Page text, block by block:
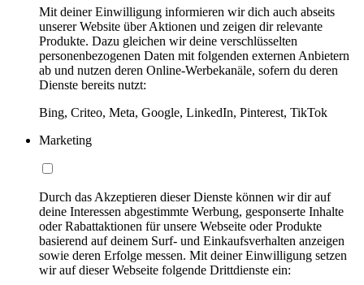
Mit deiner Einwilligung informieren wir dich auch abseits
unserer Website über Aktionen und zeigen dir relevante
Produkte. Dazu gleichen wir deine verschlüsselten
personenbezogenen Daten mit folgenden externen Anbietern
ab und nutzen deren Online-Werbekanäle, sofern du deren
Dienste bereits nutzt:
Bing, Criteo, Meta, Google, LinkedIn, Pinterest, TikTok
Marketing
Durch das Akzeptieren dieser Dienste können wir dir auf
deine Interessen abgestimmte Werbung, gesponserte Inhalte
oder Rabattaktionen für unsere Webseite oder Produkte
basierend auf deinem Surf- und Einkaufsverhalten anzeigen
sowie deren Erfolge messen. Mit deiner Einwilligung setzen
wir auf dieser Webseite folgende Drittdienste ein: